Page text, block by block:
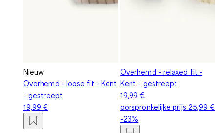
Nieuw
Overhemd - loose fit - Kent
- gestreept
19,99 €
Overhemd - relaxed fit -
Kent - gestreept
19,99 €
oorspronkelijke prijs 25,99 €
-23%